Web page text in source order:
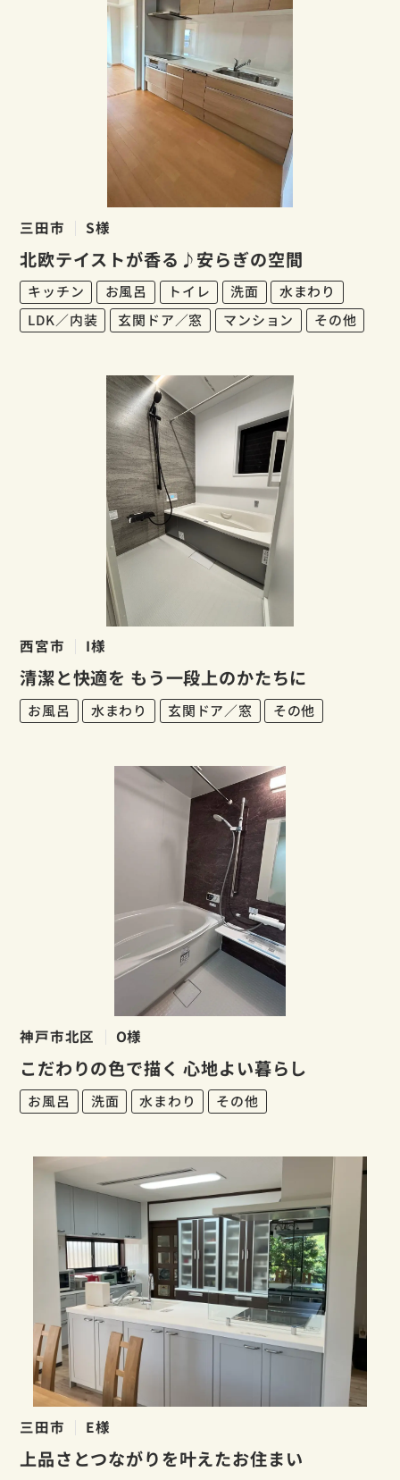
三田市 S様
北欧テイストが香る♪安らぎの空間
キッチン お風呂 トイレ 洗面
水まわり
LDK／内装
玄関ドア／窓 マンション その他
西宮市 I様
清潔と快適を もう一段上のかたちに
お風呂 水まわり 玄関ドア／窓 その他
神戸市北区 O様
こだわりの色で描く 心地よい暮らし
お風呂 洗面 水まわり その他
三田市 E様
上品さとつながりを叶えたお住まい